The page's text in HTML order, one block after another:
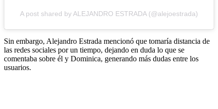
A post shared by ALEJANDRO ESTRADA (@alejoestrada)
Sin embargo, Alejandro Estrada mencionó que tomaría distancia de
las redes sociales por un tiempo, dejando en duda lo que se
comentaba sobre él y Dominica, generando más dudas entre los
usuarios.